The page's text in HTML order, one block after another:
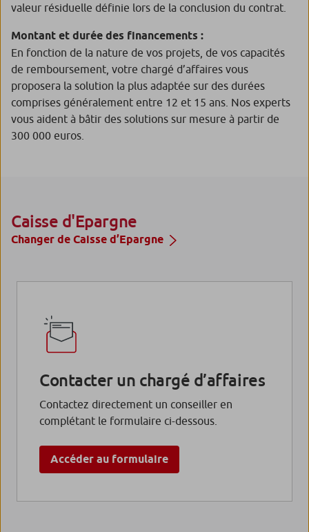
valeur résiduelle définie lors de la conclusion du contrat.
Montant et durée des financements :
En fonction de la nature de vos projets, de vos capacités
de remboursement, votre chargé d’affaires vous
proposera la solution la plus adaptée sur des durées
comprises généralement entre 12 et 15 ans. Nos experts
vous aident à bâtir des solutions sur mesure à partir de
300 000 euros.
Caisse d'Epargne
Changer de Caisse d’Epargne
Contacter un chargé d’affaires
Contactez directement un conseiller en
complétant le formulaire ci-dessous.
Accéder au formulaire